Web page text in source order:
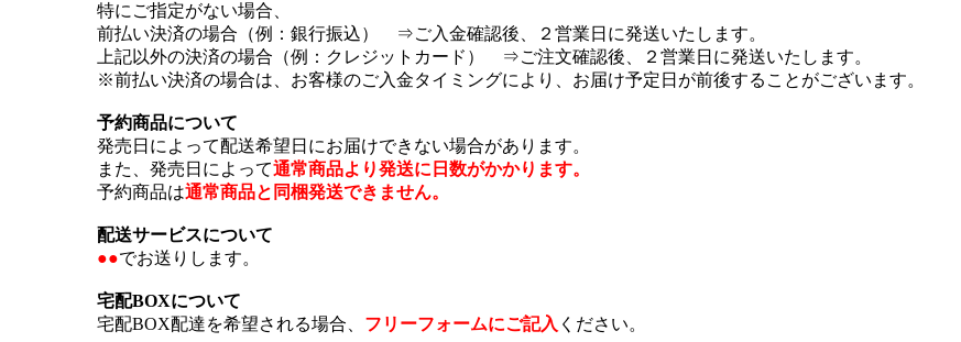
特にご指定がない場合、
前払い決済の場合（例：銀行振込） ⇒ご入金確認後、２営業日に発送いたします。
上記以外の決済の場合（例：クレジットカード） ⇒ご注文確認後、２営業日に発送いたします。
※前払い決済の場合は、お客様のご入金タイミングにより、お届け予定日が前後することがございます。
予約商品について
発売日によって配送希望日にお届けできない場合があります。
また、発売日によって通常商品より発送に日数がかかります。
予約商品は通常商品と同梱発送できません。
配送サービスについて
●●でお送りします。
宅配BOXについて
宅配BOX配達を希望される場合、 フリーフォームにご記入 ください。